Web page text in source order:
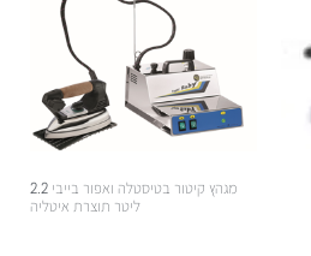
מגהץ קיטור בטיסטלה ואפור בייבי 2.2
ליטר תוצרת איטליה